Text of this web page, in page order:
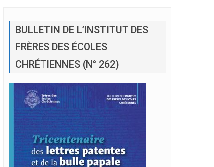
BULLETIN DE L’INSTITUT DES
FRÈRES DES ÉCOLES
CHRÉTIENNES (N° 262)